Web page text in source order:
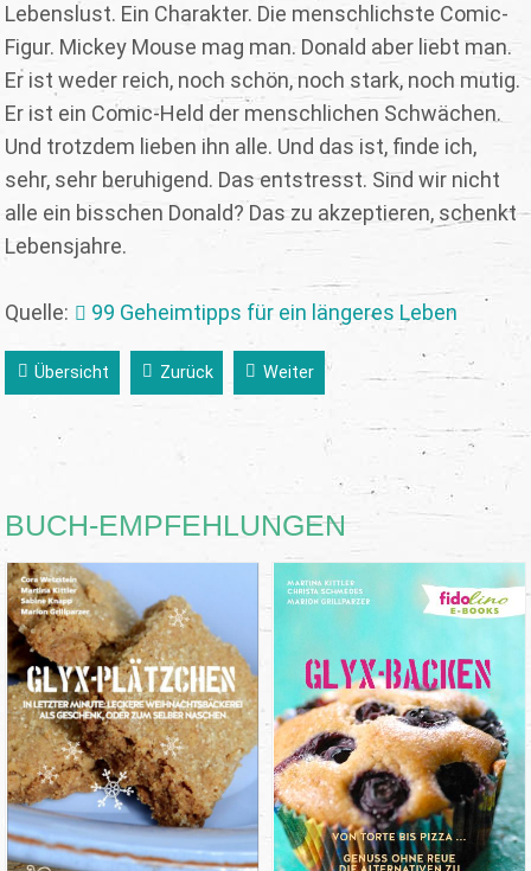
Lebenslust. Ein Charakter. Die menschlichste Comic-
Figur. Mickey Mouse mag man. Donald aber liebt man.
Er ist weder reich, noch schön, noch stark, noch mutig.
Er ist ein Comic-Held der menschlichen Schwächen.
Und trotzdem lieben ihn alle. Und das ist, finde ich,
sehr, sehr beruhigend. Das entstresst. Sind wir nicht
alle ein bisschen Donald? Das zu akzeptieren, schenkt
Lebensjahre.
Quelle: 99 Geheimtipps für ein längeres Leben
Übersicht Zurück Weiter
BUCH-EMPFEHLUNGEN